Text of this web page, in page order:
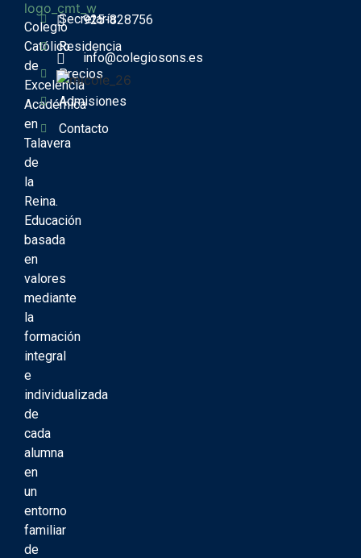
Colegio
Católico
de
Excelencia
Académica
en
Talavera
de
la
Reina.
Educación
basada
en
valores
mediante
la
formación
integral
e
individualizada
de
cada
alumna
en
un
entorno
familiar
de
Secretaría
Residencia
Precios
Admisiones
Contacto
925-828756
info@colegiosons.es